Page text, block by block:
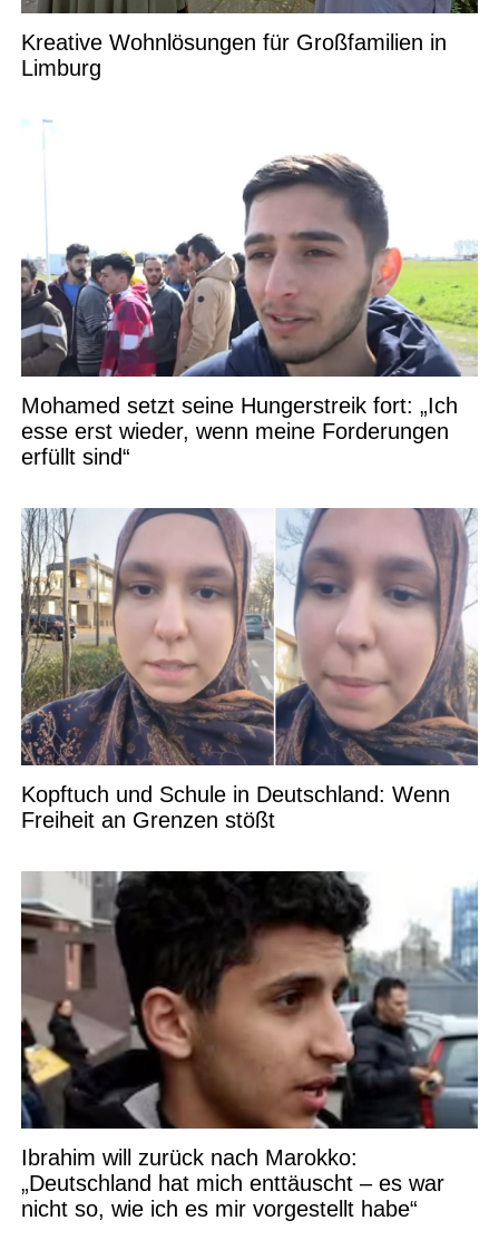
Kreative Wohnlösungen für Großfamilien in
Limburg
Mohamed setzt seine Hungerstreik fort: „Ich
esse erst wieder, wenn meine Forderungen
erfüllt sind“
Kopftuch und Schule in Deutschland: Wenn
Freiheit an Grenzen stößt
Ibrahim will zurück nach Marokko:
„Deutschland hat mich enttäuscht – es war
nicht so, wie ich es mir vorgestellt habe“